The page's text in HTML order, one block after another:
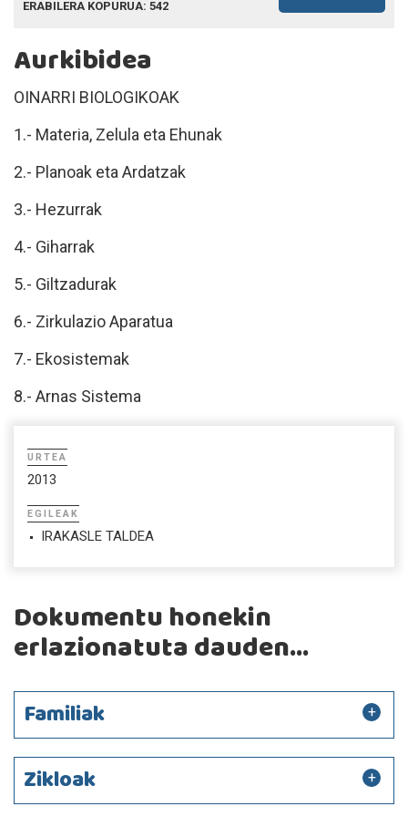
ERABILERA KOPURUA: 542
Aurkibidea
OINARRI BIOLOGIKOAK
1.- Materia, Zelula eta Ehunak
2.- Planoak eta Ardatzak
3.- Hezurrak
4.- Giharrak
5.- Giltzadurak
6.- Zirkulazio Aparatua
7.- Ekosistemak
8.- Arnas Sistema
URTEA
2013
EGILEAK
IRAKASLE TALDEA
Dokumentu honekin
erlazionatuta dauden...
Familiak
Zikloak